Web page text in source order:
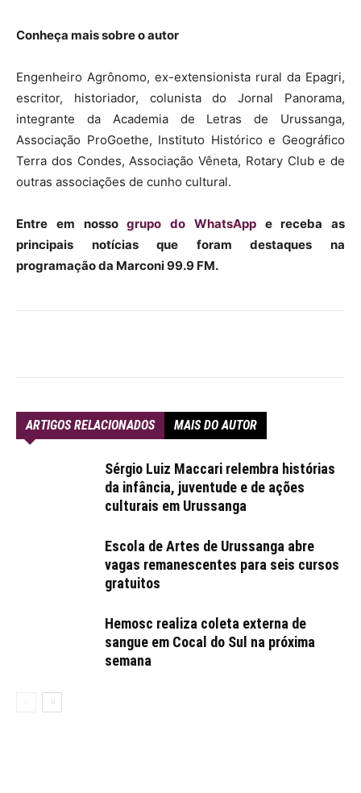
Conheça mais sobre o autor
Engenheiro Agrônomo, ex-extensionista rural da Epagri,
escritor, historiador, colunista do Jornal Panorama,
integrante da Academia de Letras de Urussanga,
Associação ProGoethe, Instituto Histórico e Geográfico
Terra dos Condes, Associação Vêneta, Rotary Club e de
outras associações de cunho cultural.
Entre em nossogrupo do WhatsApp e receba as
principais notícias que foram destaques na
programação da Marconi 99.9 FM.
ARTIGOS RELACIONADOS MAIS DO AUTOR
Sérgio Luiz Maccari relembra histórias
da infância, juventude e de ações
culturais em Urussanga
Escola de Artes de Urussanga abre
vagas remanescentes para seis cursos
gratuitos
Hemosc realiza coleta externa de
sangue em Cocal do Sul na próxima
semana